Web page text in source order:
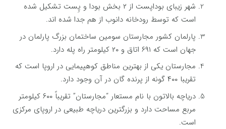
شهر زیبای بوداپست از ۲ بخش بودا و پِست تشکیل شده
است که توسط رودخانه دانوب از هم جدا شده اند.
پارلمان کشور مجارستان سومین ساختمان بزرگ پارلمان در
جهان است که ۶۹۱ اتاق و ۲۰ کیلومتر راه پله دارد.
مجارستان یکی از بهترین مناطق کوهپیمایی در اروپا است که
تقریبا ۴۰۰ گونه از پرنده گان در آن وجود دارد.
دریاچه بالاتون با نام مستعار “مجارستان” تقریباً ۶۰۰ کیلومتر
مربع مساحت دارد و بزرگترین دریاچه طبیعی در اروپای مرکزی
است.